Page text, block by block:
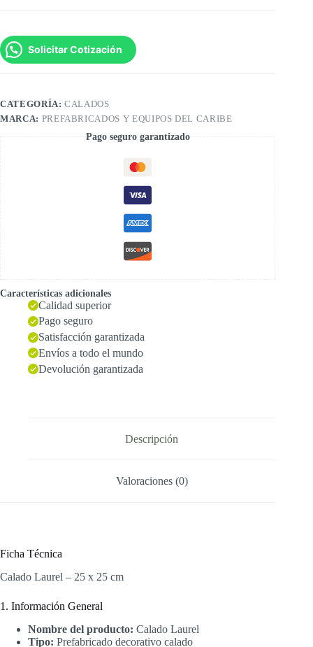
Solicitar Cotización
CATEGORÍA:CALADOS
MARCA: PREFABRICADOS Y EQUIPOS DEL CARIBE
Pago seguro garantizado
Características adicionales
Calidad superior
Pago seguro
Satisfacción garantizada
Envíos a todo el mundo
Devolución garantizada
Descripción
Valoraciones (0)
Ficha Técnica
Calado Laurel – 25 x 25 cm
1. Información General
Nombre del producto: Calado Laurel
Tipo: Prefabricado decorativo calado